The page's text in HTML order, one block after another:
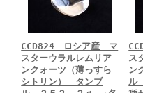
CCD824 ロシア産 マ
スターウラルレムリア
ンクォーツ（薄っすら
シトリン） タンブ
ス
ン
ル